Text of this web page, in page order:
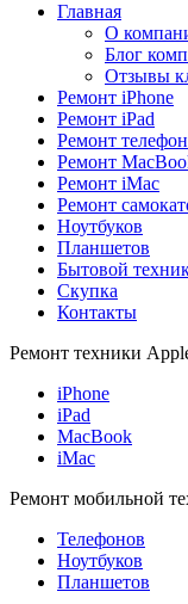
Главная
О
Блог
Отзывы
Ремонт iPhone
Ремонт iPad
Ремонт
Ремонт
Ремонт iMac
Ремонт
Ноутбуков
Планшетов
Бытовой
Скупка
Контакты
Ремонт техники
iPhone
iPad
MacBook
iMac
Ремонт мобильной
Телефонов
Ноутбуков
Планшетов